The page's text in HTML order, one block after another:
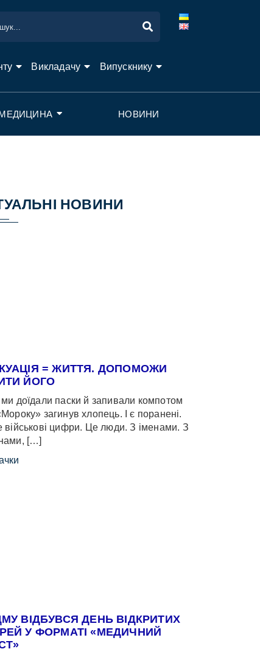
Викладачу Випускнику
НОВИНИ
НОВИНИ
= ЖИТТЯ. ДОПОМОЖИ
ЙОГО
доїдали паски й запивали компотом
загинув хлопець. І є поранені.
військові цифри. Це люди. З іменами. З
[…]
ВІДБУВСЯ ДЕНЬ ВІДКРИТИХ
У ФОРМАТІ «МЕДИЧНИЙ